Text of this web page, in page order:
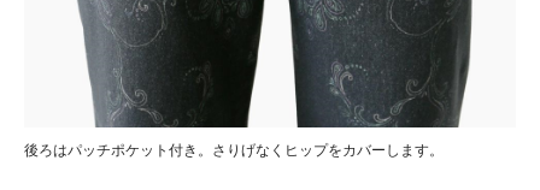
後ろはパッチポケット付き。さりげなくヒップをカバーします。